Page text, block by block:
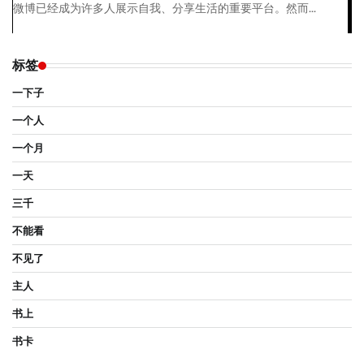
微博已经成为许多人展示自我、分享生活的重要平台。然而...
标签
一下子
一个人
一个月
一天
三千
不能看
不见了
主人
书上
书卡